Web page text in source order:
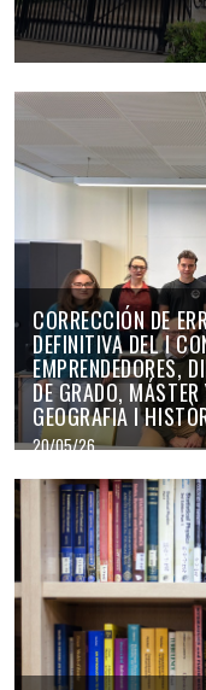
CORRECCIÓN DE
DEFINITIVA DEL I
EMPRENDEDORES,
DE GRADO,
GEOGRAFIA I
20/05/26